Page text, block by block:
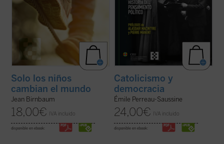
Solo los niños
cambian el mundo
Jean Birnbaum
18,00€ IVA incluido
disponible en ebook:
Catolicismo y
democracia
Émile Perreau-Saussine
24,00€ IVA incluido
disponible en ebook: